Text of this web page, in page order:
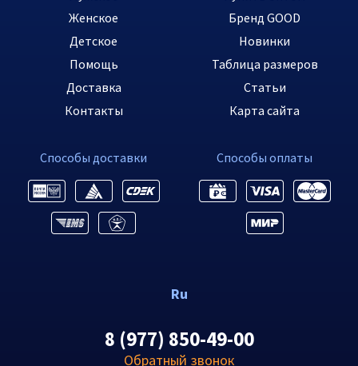
Женское
Детское
Бренд GOOD
Новинки
Помощь
Доставка
Контакты
Таблица размеров
Статьи
Карта сайта
Ru
8 (977) 850-49-00
Обратный звонок
Способы доставки Способы оплаты